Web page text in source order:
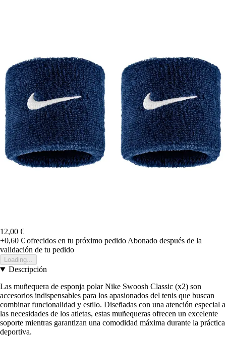
12,00 €
+0,60 € ofrecidos en tu próximo pedido Abonado después de la
validación de tu pedido
Loading...
Descripción
Las muñequera de esponja polar Nike Swoosh Classic (x2) son
accesorios indispensables para los apasionados del tenis que buscan
combinar funcionalidad y estilo. Diseñadas con una atención especial a
las necesidades de los atletas, estas muñequeras ofrecen un excelente
soporte mientras garantizan una comodidad máxima durante la práctica
deportiva.